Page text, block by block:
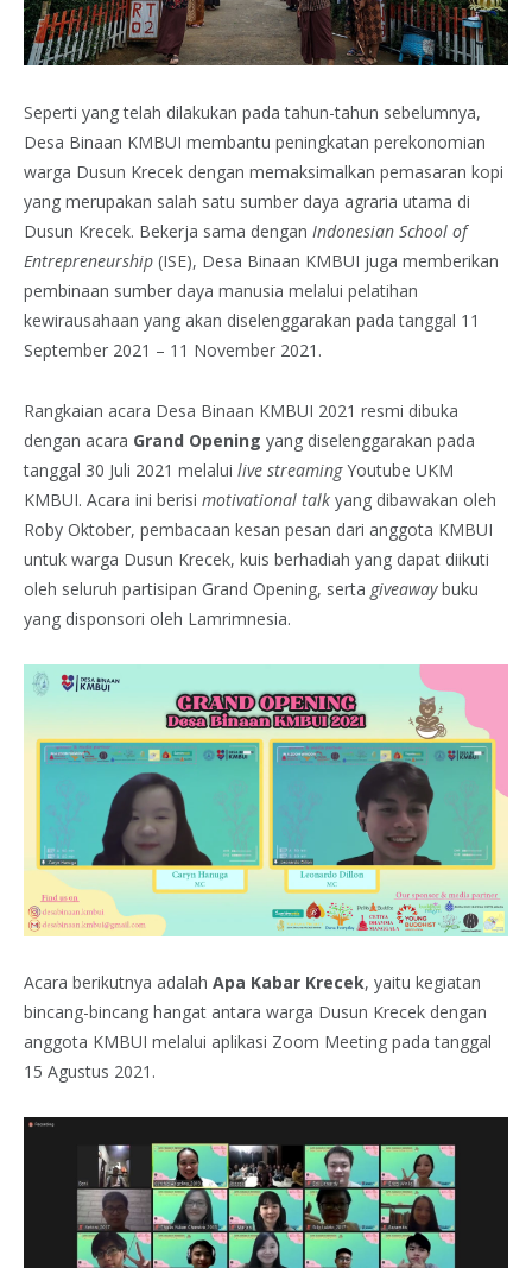
Seperti yang telah dilakukan pada tahun-tahun sebelumnya,
Desa Binaan KMBUI membantu peningkatan perekonomian
warga Dusun Krecek dengan memaksimalkan pemasaran kopi
yang merupakan salah satu sumber daya agraria utama di
Dusun Krecek. Bekerja sama dengan Indonesian School of
Entrepreneurship (ISE), Desa Binaan KMBUI juga memberikan
pembinaan sumber daya manusia melalui pelatihan
kewirausahaan yang akan diselenggarakan pada tanggal 11
September 2021 – 11 November 2021.
Rangkaian acara Desa Binaan KMBUI 2021 resmi dibuka
dengan acara Grand Opening yang diselenggarakan pada
tanggal 30 Juli 2021 melalui live streamingYoutube UKM
KMBUI. Acara ini berisi motivational talk yang dibawakan oleh
Roby Oktober, pembacaan kesan pesan dari anggota KMBUI
untuk warga Dusun Krecek, kuis berhadiah yang dapat diikuti
oleh seluruh partisipan Grand Opening, serta giveawaybuku
yang disponsori oleh Lamrimnesia.
Acara berikutnya adalah Apa Kabar Krecek, yaitu kegiatan
bincang-bincang hangat antara warga Dusun Krecek dengan
anggota KMBUI melalui aplikasi Zoom Meeting pada tanggal
15 Agustus 2021.